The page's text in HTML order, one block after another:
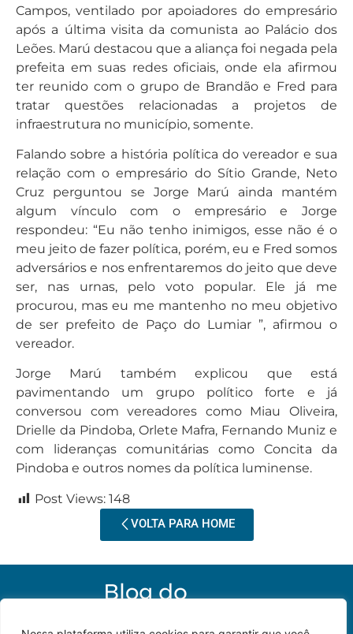
Campos, ventilado por apoiadores do empresário
após a última visita da comunista ao Palácio dos
Leões. Marú destacou que a aliança foi negada pela
prefeita em suas redes oficiais, onde ela afirmou
ter reunido com o grupo de Brandão e Fred para
tratar questões relacionadas a projetos de
infraestrutura no município, somente.
Falando sobre a história política do vereador e sua
relação com o empresário do Sítio Grande, Neto
Cruz perguntou se Jorge Marú ainda mantém
algum vínculo com o empresário e Jorge
respondeu: “Eu não tenho inimigos, esse não é o
meu jeito de fazer política, porém, eu e Fred somos
adversários e nos enfrentaremos do jeito que deve
ser, nas urnas, pelo voto popular. Ele já me
procurou, mas eu me mantenho no meu objetivo
de ser prefeito de Paço do Lumiar ”, afirmou o
vereador.
Jorge Marú também explicou que está
pavimentando um grupo político forte e já
conversou com vereadores como Miau Oliveira,
Drielle da Pindoba, Orlete Mafra, Fernando Muniz e
com lideranças comunitárias como Concita da
Pindoba e outros nomes da política luminense.
Post Views: 148
VOLTA PARA HOME